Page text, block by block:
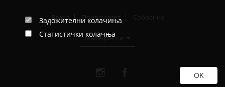
Задожителни колачиња
Статистички колачња
Влада Претседател
Македонски